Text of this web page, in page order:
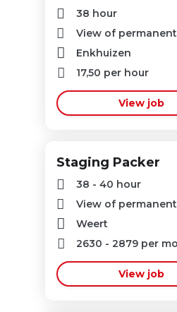
38 hour
View of
Enkhuizen
17,50 per hour
View job
Staging Packer
38 - 40 hour
View of
Weert
2630 - 2879 per
View job